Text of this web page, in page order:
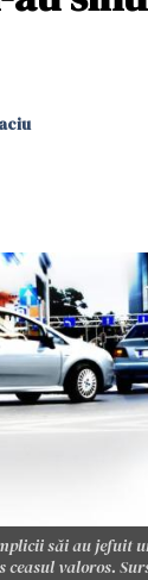
săi au jefuit
valoros.